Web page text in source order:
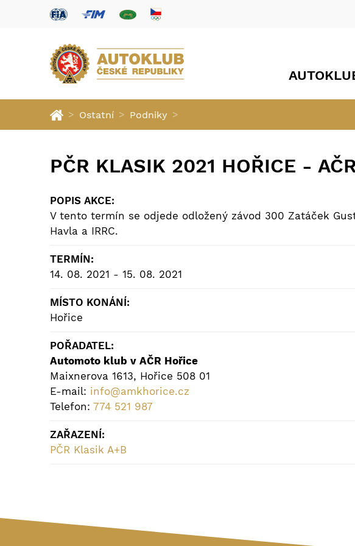
> Ostatní > Podniky >
PČR KLASIK 2021 HOŘICE -
POPIS AKCE:
V tento termín se odjede odložený závod 300 Zatáček
Havla a IRRC.
TERMÍN:
14. 08. 2021 - 15. 08. 2021
MÍSTO KONÁNÍ:
Hořice
POŘADATEL:
Automoto klub v AČR Hořice
Maixnerova 1613, Hořice 508 01
E-mail: info@amkhorice.cz
Telefon: 774 521 987
ZAŘAZENÍ:
PČR Klasik A+B